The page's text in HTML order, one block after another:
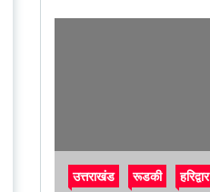
उत्तराखंड रूडकी हरिद्वार